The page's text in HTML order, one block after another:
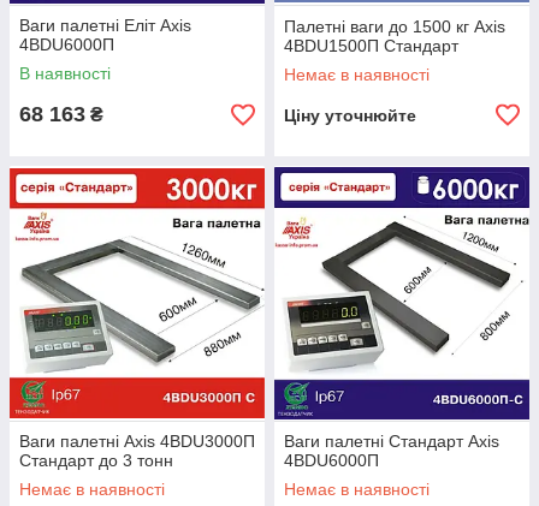
Ваги палетні Еліт Ахіѕ
4BDU6000П
В наявності
68 163 ₴
Палетні ваги до 1500 кг Ахіѕ
4BDU1500П Стандарт
Немає в наявності
Ціну уточнюйте
Ваги палетні Ахіѕ 4BDU3000П
Стандарт до 3 тонн
Немає в наявності
Ваги палетні Стандарт Ахіѕ
4BDU6000П
Немає в наявності